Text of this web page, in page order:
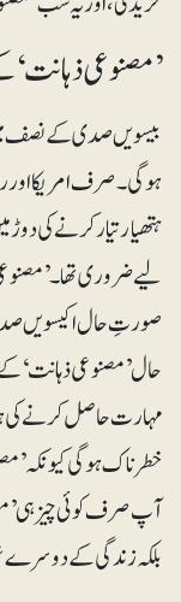
’مصنوعی ذہانت‘
بیسویں صدی کے نصف
ہوگی۔ صرف امریکا اور
ہتھیار تیار کرنے کی
لیے ضروری تھا۔
صورتِ حال اکیسویں
حال ’مصنوعی ذہانت‘
مہارت حاصل کرنے کی
خطرناک ہوگی کیونکہ
آپ صرف کوئی چیز ہی
بلکہ زندگی کے دوسرے